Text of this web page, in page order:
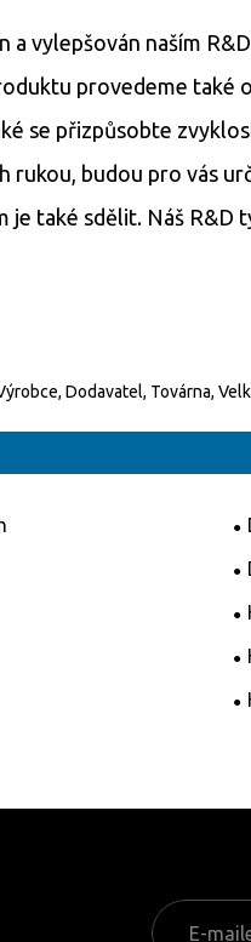
vylepšován naším
provedeme také
se přizpůsobte
rukou, budou pro vás
je také sdělit. Náš
Dodavatel, Továrna,